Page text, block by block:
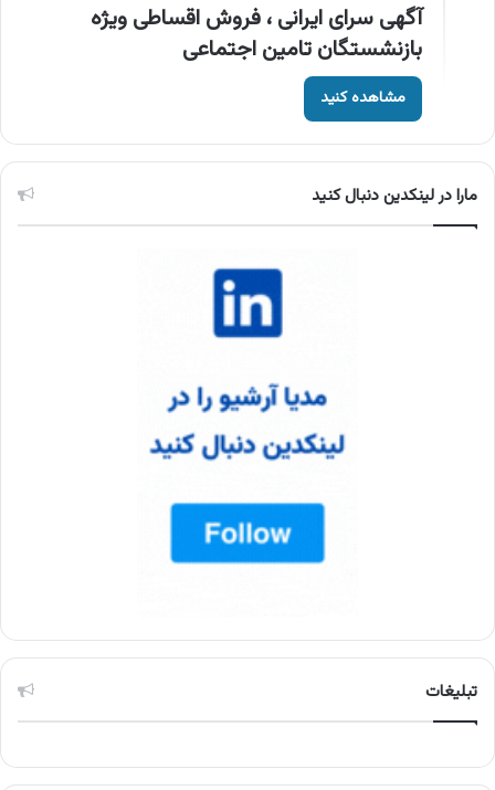
آگهی سرای ایرانی ، فروش اقساطی ویژه
بازنشستگان تامین اجتماعی
مشاهده کنید
مارا در لینکدین دنبال کنید
تبلیغات